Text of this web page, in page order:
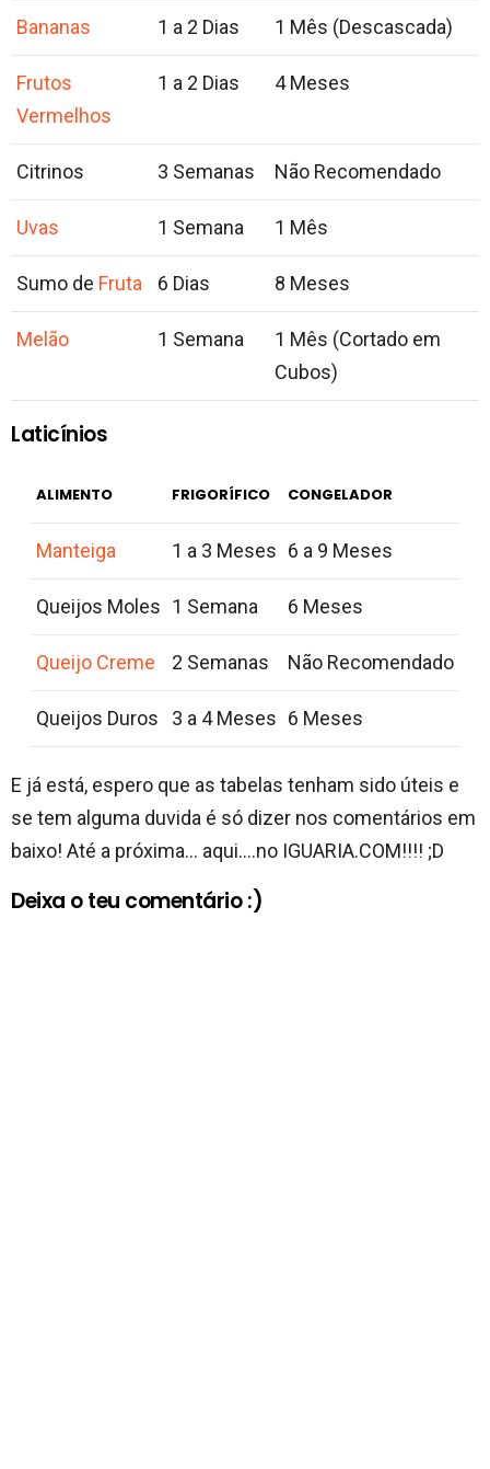
Bananas 1 a 2 Dias 1 Mês (Descascada)
Frutos
Vermelhos
1 a 2 Dias 4 Meses
Citrinos 3 Semanas Não Recomendado
Uvas 1 Semana 1 Mês
Sumo de Fruta 6 Dias 8 Meses
Melão 1 Semana
1 Mês (Cortado em
Cubos)
Laticínios
ALIMENTO FRIGORÍFICO CONGELADOR
Manteiga 1 a 3 Meses 6 a 9 Meses
Queijos Moles 1 Semana 6 Meses
Queijo Creme 2 Semanas Não Recomendado
Queijos Duros 3 a 4 Meses 6 Meses
E já está, espero que as tabelas tenham sido úteis e
se tem alguma duvida é só dizer nos comentários em
baixo! Até a próxima… aqui….no IGUARIA.COM!!!! ;D
Deixa o teu comentário :)